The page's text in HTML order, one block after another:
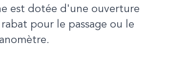
est dotée d'une ouverture
pour le passage ou le